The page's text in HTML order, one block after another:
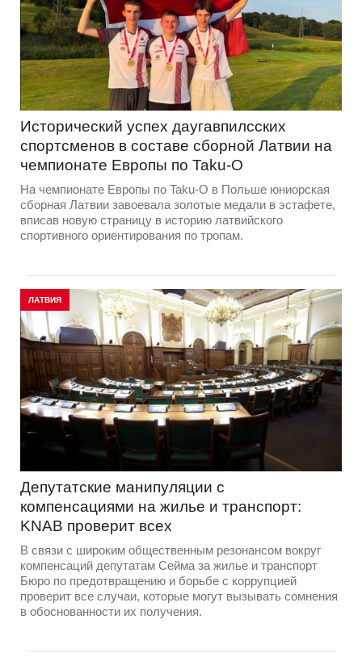
Исторический успех даугавпилсских
спортсменов в составе сборной Латвии на
чемпионате Европы по Taku-O
На чемпионате Европы по Taku-O в Польше юниорская
сборная Латвии завоевала золотые медали в эстафете,
вписав новую страницу в историю латвийского
спортивного ориентирования по тропам.
ЛАТВИЯ
Депутатские манипуляции с
компенсациями на жилье и транспорт:
KNAB проверит всех
В связи с широким общественным резонансом вокруг
компенсаций депутатам Сейма за жилье и транспорт
Бюро по предотвращению и борьбе с коррупцией
проверит все случаи, которые могут вызывать сомнения
в обоснованности их получения.